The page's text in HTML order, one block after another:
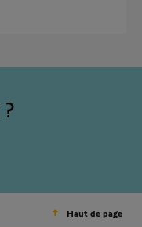
Haut de page